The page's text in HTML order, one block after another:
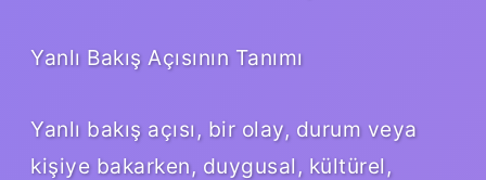
Yanlı Bakış Açısının Tanımı
Yanlı bakış açısı, bir olay, durum veya
kişiye bakarken, duygusal, kültürel,